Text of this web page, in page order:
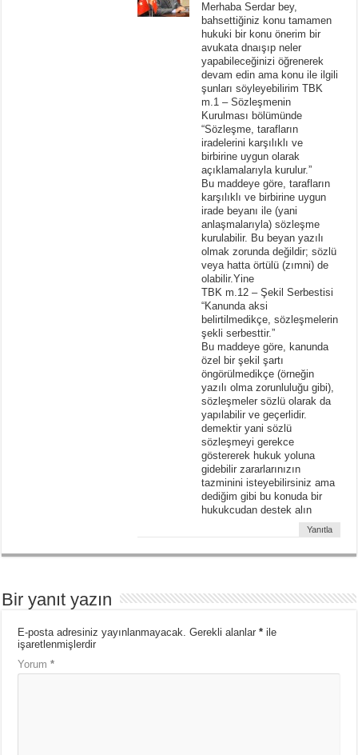
Merhaba Serdar bey,
bahsettiğiniz konu tamamen
hukuki bir konu önerim bir
avukata dnaışıp neler
yapabileceğinizi öğrenerek
devam edin ama konu ile ilgili
şunları söyleyebilirim TBK
m.1 – Sözleşmenin
Kurulması bölümünde
“Sözleşme, tarafların
iradelerini karşılıklı ve
birbirine uygun olarak
açıklamalarıyla kurulur.”
Bu maddeye göre, tarafların
karşılıklı ve birbirine uygun
irade beyanı ile (yani
anlaşmalarıyla) sözleşme
kurulabilir. Bu beyan yazılı
olmak zorunda değildir; sözlü
veya hatta örtülü (zımni) de
olabilir.Yine
TBK m.12 – Şekil Serbestisi
“Kanunda aksi
belirtilmedikçe, sözleşmelerin
şekli serbesttir.”
Bu maddeye göre, kanunda
özel bir şekil şartı
öngörülmedikçe (örneğin
yazılı olma zorunluluğu gibi),
sözleşmeler sözlü olarak da
yapılabilir ve geçerlidir.
demektir yani sözlü
sözleşmeyi gerekce
göstererek hukuk yoluna
gidebilir zararlarınızın
tazminini isteyebilirsiniz ama
dediğim gibi bu konuda bir
hukukcudan destek alın
Yanıtla
Bir yanıt yazın
E-posta adresiniz yayınlanmayacak. Gerekli alanlar* ile
işaretlenmişlerdir
Yorum*